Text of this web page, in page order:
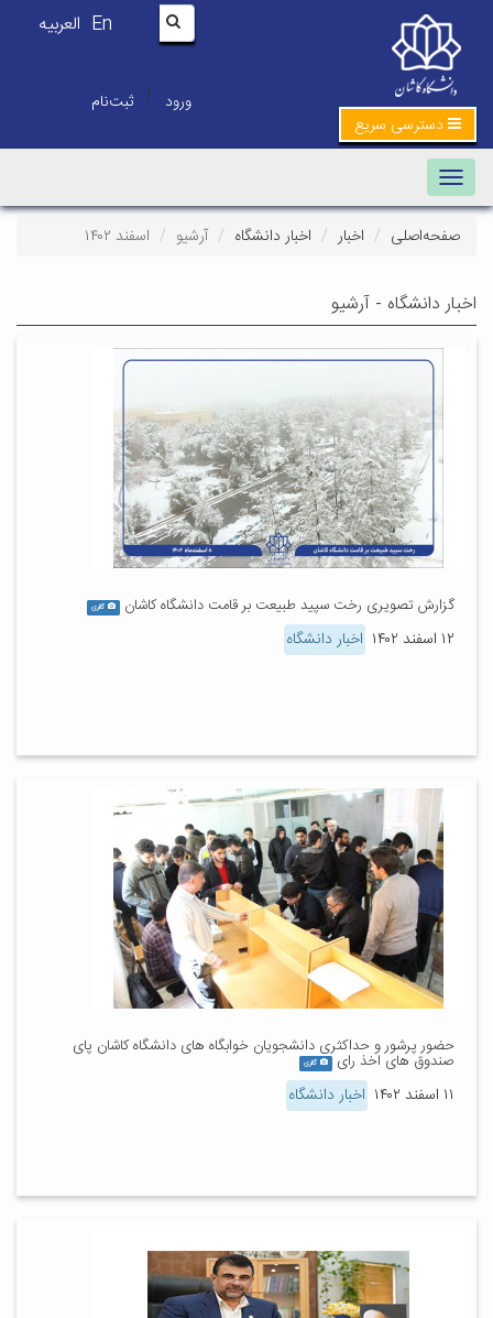
En العربیه
ورود | ثبت‌نام
دسترسی سریع
Toggle navigation
صفحه‌اصلی اخبار اخبار دانشگاه آرشیو اسفند ۱۴۰۲
اخبار دانشگاه - آرشیو
گزارش تصویری رخت سپید طبیعت بر قامت دانشگاه کاشان گالری
۱۲ اسفند ۱۴۰۲ اخبار دانشگاه
حضور پرشور و حداکثری دانشجویان خوابگاه های دانشگاه کاشان پای
صندوق های اخذ رای گالری
۱۱ اسفند ۱۴۰۲ اخبار دانشگاه